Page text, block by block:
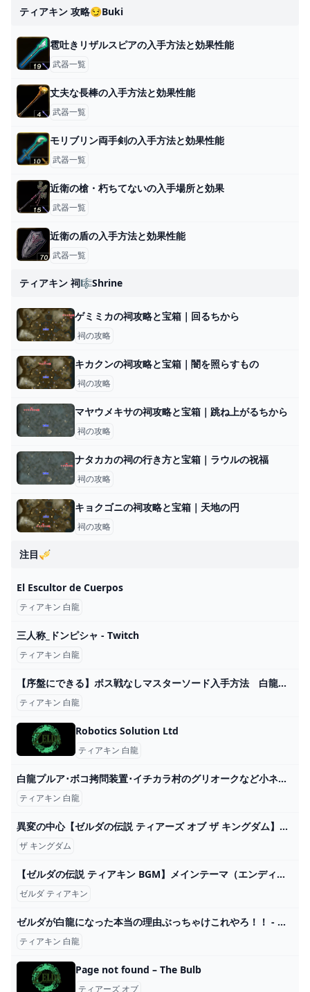
ティアキン 攻略😏buki
雹吐きリザルスピアの入手方法と効果性能
武器一覧
丈夫な長棒の入手方法と効果性能
武器一覧
モリブリン両手剣の入手方法と効果性能
武器一覧
近衛の槍・朽ちてないの入手場所と効果
武器一覧
近衛の盾の入手方法と効果性能
武器一覧
ティアキン 祠🎼shrine
ゲミミカの祠攻略と宝箱｜回るちから
祠の攻略
キカクンの祠攻略と宝箱｜闇を照らすもの
祠の攻略
マヤウメキサの祠攻略と宝箱｜跳ね上がるちから
祠の攻略
ナタカカの祠の行き方と宝箱｜ラウルの祝福
祠の攻略
キョクゴニの祠攻略と宝箱｜天地の円
祠の攻略
注目🎺
El Escultor de Cuerpos
ティアキン 白龍
三人称_ドンピシャ - Twitch
ティアキン 白龍
【序盤にできる】ボス戦なしマスターソード入手方法 白龍に飛び乗る方法 白龍の周回ルート 高さ ファントムガノン 素材集め 盾ロケット 攻略 ゼルダの伝説 ティアーズ オブ ザ キングダム ティアキン - YouTube
ティアキン 白龍
Robotics Solution Ltd
ティアキン 白龍
白龍プルア･ボコ拷問装置･イチカラ村のグリオークなど小ネタ集～みんなの動画畑～【ティアキン TotK】 - YouTube
ティアキン 白龍
異変の中心【ゼルダの伝説 ティアーズ オブ ザ キングダム】＃１９ - YouTube
ザ キングダム
【ゼルダの伝説 ティアキン BGM】メインテーマ（エンディングver.）【ゼルダの伝説 ティアーズオブザキングダム BGM プレイ動画】 - YouTube
ゼルダ ティアキン
ゼルダが白龍になった本当の理由ぶっちゃけこれやろ！！ - ゼルダの伝説まとめ速報｜ティアキン｜ブレワイ
ティアキン 白龍
Page not found – The Bulb
ティアーズ オブ